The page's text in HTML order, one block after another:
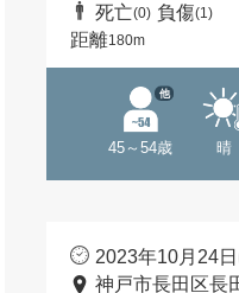
死亡(0) 負傷(1)
距離180m
45～54歳
他
晴
2023年10月24
神戸市長田区長